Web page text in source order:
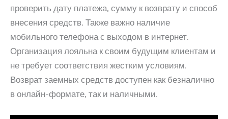
проверить дату платежа, сумму к возврату и способ
внесения средств. Также важно наличие
мобильного телефона с выходом в интернет.
Организация лояльна к своим будущим клиентам и
не требует соответствия жестким условиям.
Возврат заемных средств доступен как безналично
в онлайн-формате, так и наличными.